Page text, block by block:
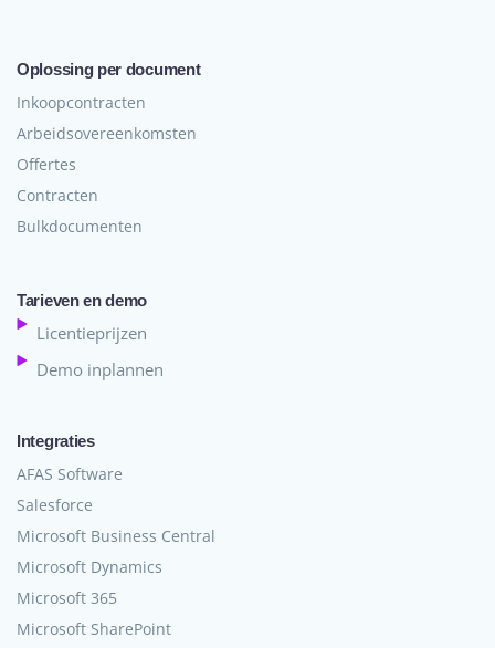
Oplossing per document
Inkoopcontracten
Arbeidsovereenkomsten
Offertes
Contracten
Bulkdocumenten
Tarieven en demo
Licentieprijzen
Demo inplannen
Integraties
AFAS Software
Salesforce
Microsoft Business Central
Microsoft Dynamics
Microsoft 365
Microsoft SharePoint